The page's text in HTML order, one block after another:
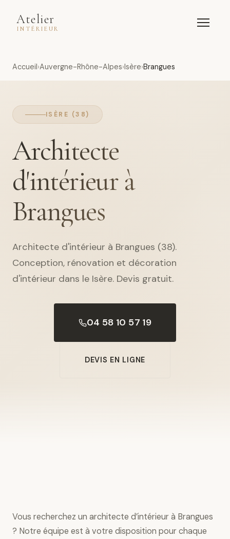
Atelier
INTÉRIEUR
Accueil Auvergne-Rhône-Alpes Isère Brangues
ISÈRE (38)
Architecte
d'intérieur à
Brangues
Architecte d'intérieur à Brangues (38).
Conception, rénovation et décoration
d'intérieur dans le Isère. Devis gratuit.
04 58 10 57 19
DEVIS EN LIGNE
Vous recherchez un architecte d’intérieur à Brangues
? Notre équipe est à votre disposition pour chaque